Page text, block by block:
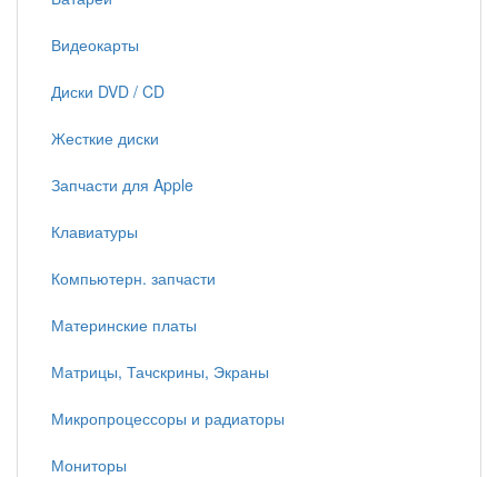
Видеокарты
Диски DVD / CD
Жесткие диски
Запчасти для Apple
Клавиатуры
Компьютерн. запчасти
Материнские платы
Матрицы, Тачскрины, Экраны
Микропроцессоры и радиаторы
Мониторы